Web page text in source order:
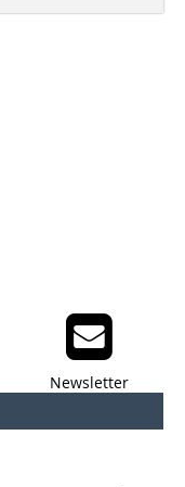
Newsletter